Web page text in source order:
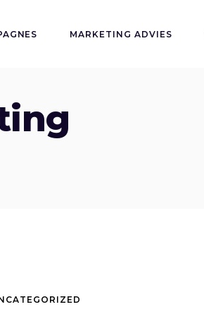
MARKETING ADVIES